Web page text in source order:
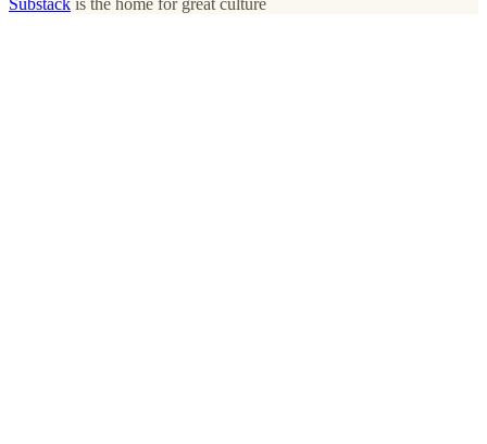
Substack is the home for great culture